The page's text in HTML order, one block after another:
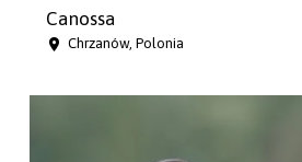
Canossa
Chrzanów, Polonia